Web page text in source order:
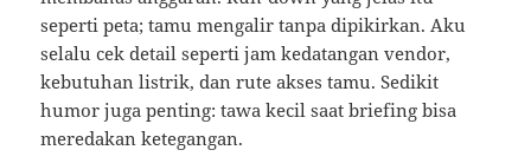
seperti peta; tamu mengalir tanpa dipikirkan. Aku
selalu cek detail seperti jam kedatangan vendor,
kebutuhan listrik, dan rute akses tamu. Sedikit
humor juga penting: tawa kecil saat briefing bisa
meredakan ketegangan.